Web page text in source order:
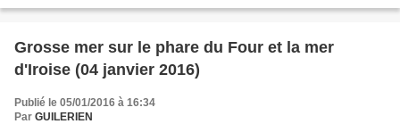
Grosse mer sur le phare du Four et la mer
d'Iroise (04 janvier 2016)
Publié le 05/01/2016 à 16:34
Par GUILERIEN